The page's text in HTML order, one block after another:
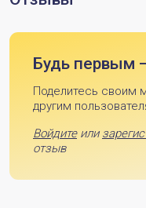
Будь первым
Поделитесь своим
другим
Войдитеили
отзыв